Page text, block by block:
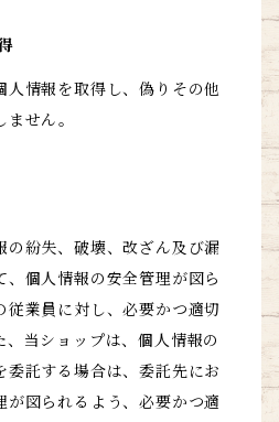
人情報を取得し、偽りその他
せん。
の紛失、破壊、改ざん及び漏
個人情報の安全管理が図ら
従業員に対し、必要かつ適切
当ショップは、個人情報の
委託する場合は、委託先にお
が図られるよう、必要かつ適